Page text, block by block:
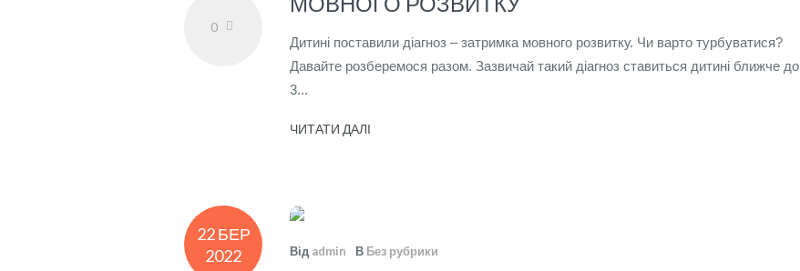
0
Дитині поставили діагноз – затримка мовного розвитку. Чи варто турбуватися?
Давайте розберемося разом. Зазвичай такий діагноз ставиться дитині ближче до
3...
ЧИТАТИ ДАЛІ
22 БЕР
2022
Від admin В Без рубрики